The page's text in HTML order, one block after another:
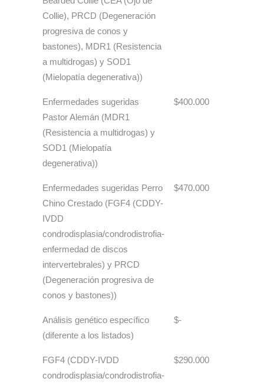
Collie), PRCD (Degeneración
progresiva de conos y
bastones), MDR1 (Resistencia
a multidrogas) y SOD1
(Mielopatía degenerativa))
Enfermedades sugeridas
Pastor Alemán (MDR1
(Resistencia a multidrogas) y
SOD1 (Mielopatía
degenerativa))
$400.000
Enfermedades sugeridas Perro
Chino Crestado (FGF4 (CDDY-
IVDD
condrodisplasia/condrodistrofia-
enfermedad de discos
intervertebrales) y PRCD
(Degeneración progresiva de
conos y bastones))
$470.000
Análisis genético específico
(diferente a los listados)
$-
FGF4 (CDDY-IVDD
condrodisplasia/condrodistrofia-
$290.000